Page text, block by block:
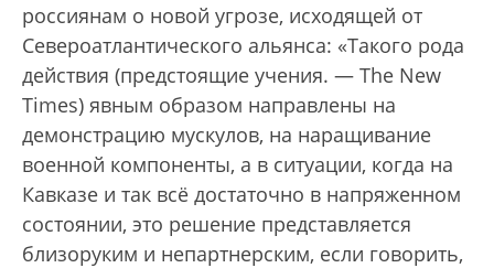
россиянам о новой угрозе, исходящей от
Североатлантического альянса: «Такого рода
действия (предстоящие учения. — The New
Times) явным образом направлены на
демонстрацию мускулов, на наращивание
военной компоненты, а в ситуации, когда на
Кавказе и так всё достаточно в напряженном
состоянии, это решение представляется
близоруким и непартнерским, если говорить,